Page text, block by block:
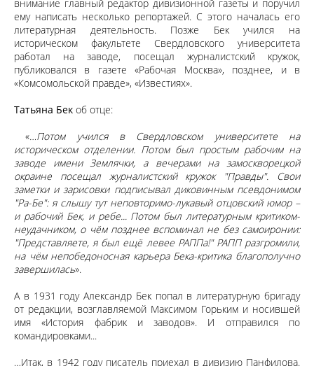
внимание главный редактор дивизионной газеты и поручил
ему написать несколько репортажей. С этого началась его
литературная деятельность. Позже Бек учился на
историческом факультете Свердловского университета
работал на заводе, посещал журналистский кружок,
публиковался в газете «Рабочая Москва», позднее, и в
«Комсомольской правде», «Известиях».
Татьяна Бек об отце:
«…Потом учился в Свердловском университете на
историческом отделении. Потом был простым рабочим на
заводе имени Землячки, а вечерами на замоскворецкой
окраине посещал журналистский кружок "Правды". Свои
заметки и зарисовки подписывал диковинным псевдонимом
"Ра-Бе": я слышу тут неповторимо-лукавый отцовский юмор –
и рабочий Бек, и ребе... Потом был литературным критиком-
неудачником, о чём позднее вспоминал не без самоиронии:
"Представляете, я был ещё левее РАППа!" РАПП разгромили,
на чём непобедоносная карьера Бека-критика благополучно
завершилась».
А в 1931 году Александр Бек попал в литературную бригаду
от редакции, возглавляемой Максимом Горьким и носившей
имя «История фабрик и заводов». И отправился по
командировками...
…Итак, в 1942 году писатель приехал в дивизию Панфилова.